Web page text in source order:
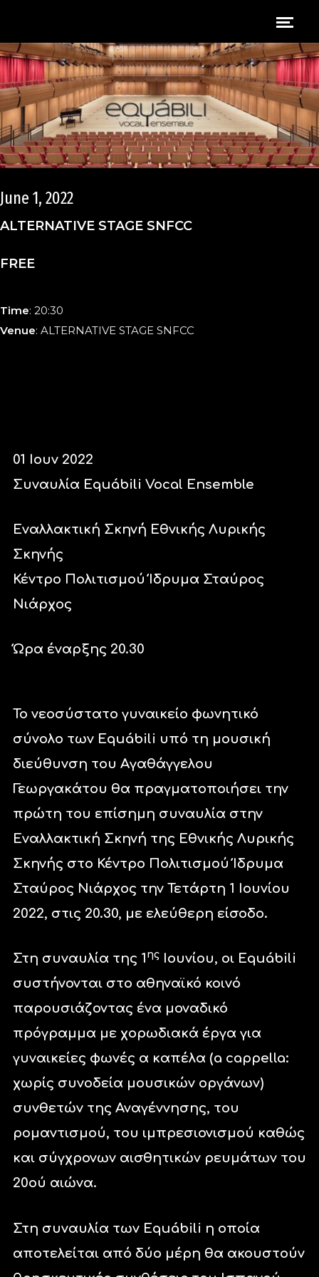
June 1, 2022
ALTERNATIVE STAGE SNFCC
FREE
Time: 20:30
Venue: ALTERNATIVE STAGE SNFCC
01 Ιουν 2022
Συναυλία Εquábili Vocal Ensemble
Εναλλακτική Σκηνή Εθνικής Λυρικής
Σκηνής
Κέντρο Πολιτισμού Ίδρυμα Σταύρος
Νιάρχος
Ώρα έναρξης 20.30
Το νεοσύστατο γυναικείο φωνητικό
σύνολο των Equábili υπό τη μουσική
διεύθυνση του Αγαθάγγελου
Γεωργακάτου θα πραγματοποιήσει την
πρώτη του επίσημη συναυλία στην
Εναλλακτική Σκηνή της Εθνικής Λυρικής
Σκηνής στο Κέντρο Πολιτισμού Ίδρυμα
Σταύρος Νιάρχος την Τετάρτη 1 Ιουνίου
2022, στις 20.30, με ελεύθερη είσοδο.
Στη συναυλία της 1 ης Ιουνίου, οι Εquábili
συστήνονται στο αθηναϊκό κοινό
παρουσιάζοντας ένα μοναδικό
πρόγραμμα με χορωδιακά έργα για
γυναικείες φωνές α καπέλα (a cappella:
χωρίς συνοδεία μουσικών οργάνων)
συνθετών της Αναγέννησης, του
ρομαντισμού, του ιμπρεσιονισμού καθώς
και σύγχρονων αισθητικών ρευμάτων του
20ού αιώνα.
Στη συναυλία των Εquábili η οποία
αποτελείται από δύο μέρη θα ακουστούν